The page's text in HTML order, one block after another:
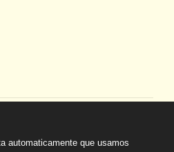
automaticamente que usamos